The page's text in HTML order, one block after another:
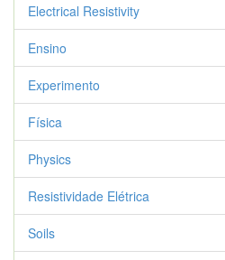
Electrical Resistivity
Ensino
Experimento
Física
Physics
Resistividade Elétrica
Soils